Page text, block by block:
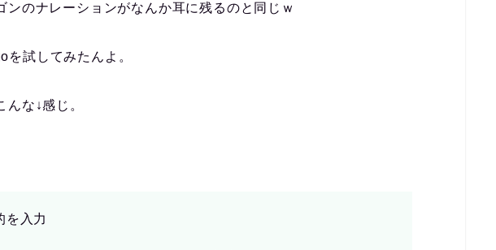
ンのナレーションがなんか耳に残るのと同じｗ
試してみたんよ。
な↓感じ。
を入力